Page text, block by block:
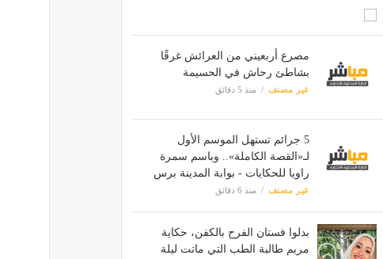
مصرع أربعيني من العرائش غرقًا
بشاطئ رحاش في الحسيمة
غير مصنف منذ 5 دقائق
5 جرائم تستهل الموسم الأول
لـ«القصة الكاملة».. وباسم سمرة
راويا للحكايات - بوابة المدينة برس
غير مصنف منذ 6 دقائق
بدلوا فستان الفرح بالكفن، حكاية
مريم طالبة الطب التي ماتت ليلة